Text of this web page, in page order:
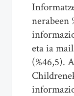
nerabeen
eta ia
(%46,5).